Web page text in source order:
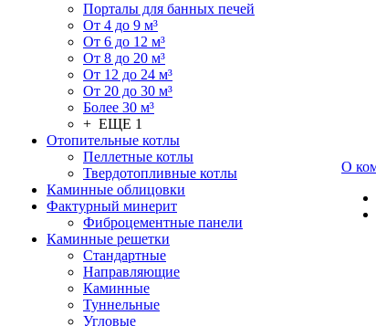
Порталы для банных печей
От 4 до 9 м³
От 6 до 12 м³
От 8 до 20 м³
От 12 до 24 м³
От 20 до 30 м³
Более 30 м³
+ ЕЩЕ 1
Отопительные котлы
Пеллетные котлы
Твердотопливные котлы
Каминные облицовки
Фактурный минерит
Фиброцементные панели
Каминные решетки
Стандартные
Направляющие
Каминные
Туннельные
Угловые
О